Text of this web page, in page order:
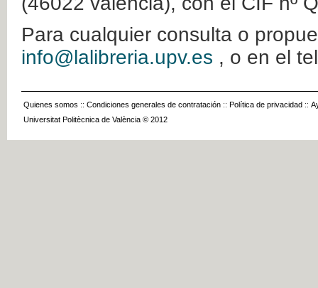
Para cualquier consulta o
info@lalibreria.upv.es , o en el
Quienes somos :: Condiciones generales de contratación :: Política de privacidad ::
Universitat Politècnica de València © 2012